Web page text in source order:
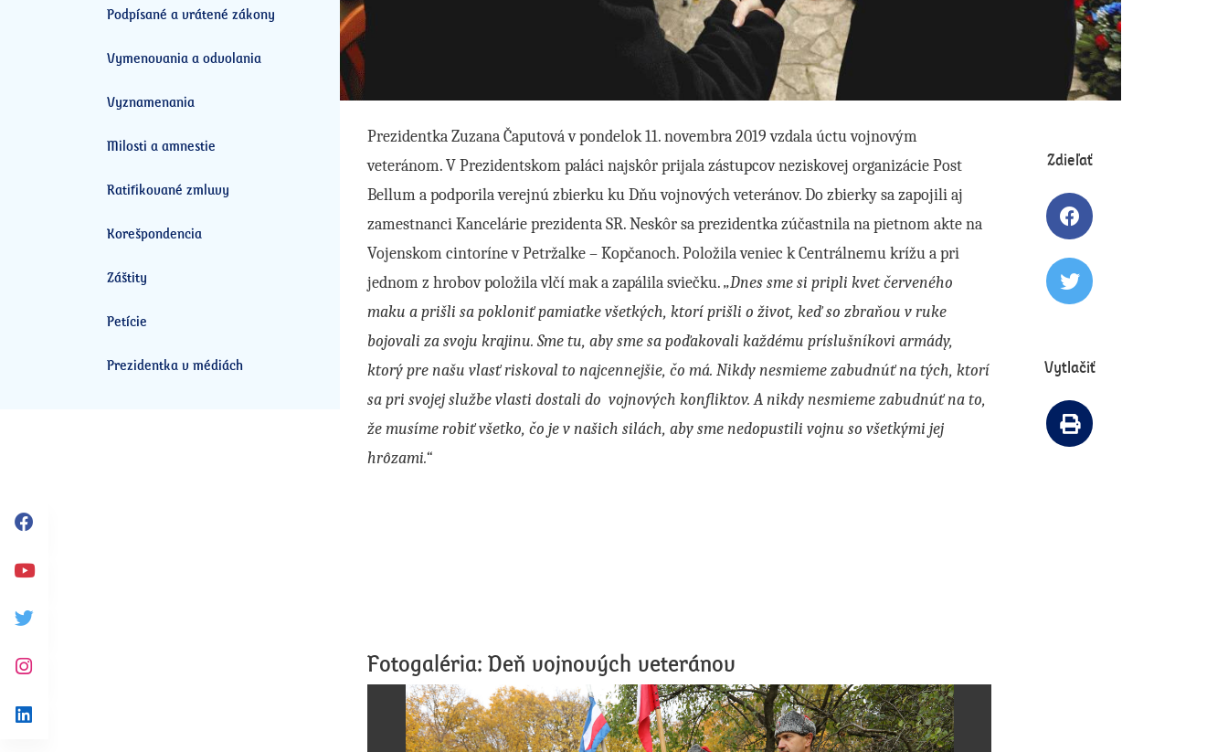
Podpísané a vrátené zákony
Vymenovania a odvolania
Vyznamenania
Milosti a amnestie
Ratifikované zmluvy
Korešpondencia
Záštity
Petície
Prezidentka v médiách
Prezidentka Zuzana Čaputová v pondelok 11. novembra 2019 vzdala úctu vojnovým
veteránom. V Prezidentskom paláci najskôr prijala zástupcov neziskovej organizácie Post
Bellum a podporila verejnú zbierku ku Dňu vojnových veteránov. Do zbierky sa zapojili aj
zamestnanci Kancelárie prezidenta SR. Neskôr sa prezidentka zúčastnila na pietnom akte na
Vojenskom cintoríne v Petržalke – Kopčanoch. Položila veniec k Centrálnemu krížu a pri
jednom z hrobov položila vlčí mak a zapálila sviečku.„Dnes sme si pripli kvet červeného
maku a prišli sa pokloniť pamiatke všetkých, ktorí prišli o život, keď so zbraňou v ruke
bojovali za svoju krajinu. Sme tu, aby sme sa poďakovali každému príslušníkovi armády,
ktorý pre našu vlasť riskoval to najcennejšie, čo má. Nikdy nesmieme zabudnúť na tých, ktorí
sa pri svojej službe vlasti dostali do vojnových konfliktov. A nikdy nesmieme zabudnúť na to,
že musíme robiť všetko, čo je v našich silách, aby sme nedopustili vojnu so všetkými jej
hrôzami.“
Fotogaléria: Deň vojnových veteránov
Zdieľať
Zdielať článok na
Tweetovať článok
Vytlačiť
Vytlačiť článok
Facebook
Youtube